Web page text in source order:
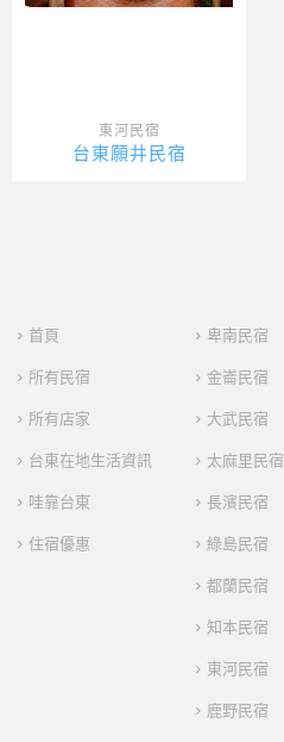
東河民宿
台東願井民宿
首頁
所有民宿
所有店家
台東在地生活資訊
哇靠台東
住宿優惠
卑南民宿
金崙民宿
大武民宿
太麻里民宿
長濱民宿
綠島民宿
都蘭民宿
知本民宿
東河民宿
鹿野民宿